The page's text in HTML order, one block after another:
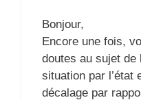
Bonjour,
Encore une fois,
doutes au sujet de
situation par l’état
décalage par